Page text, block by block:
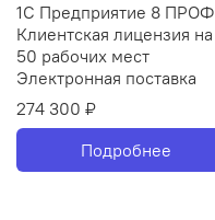
1С Предприятие 8 ПРОФ
Клиентская лицензия на
50 рабочих мест
Электронная поставка
274 300 ₽
Подробнее